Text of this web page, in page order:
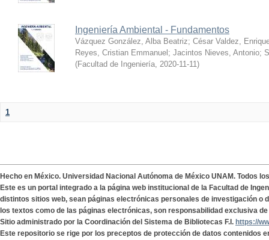
Ingeniería Ambiental - Fundamentos
Vázquez González, Alba Beatriz; César Valdez,
Reyes, Cristian Emmanuel ; Jacintos Nieves, Antonio;
(Facultad de Ingeniería, 2020-11-11)
1
Hecho en México. Universidad Nacional Autónoma de México UNAM. Todos
Este es un portal integrado a la página web institucional de la Facultad de
distintos sitios web, sean páginas electrónicas personales de investigación o
los textos como de las páginas electrónicas, son responsabilidad exclusiva
Sitio administrado por la Coordinación del Sistema de Bibliotecas F.I. https://
Este repositorio se rige por los preceptos de protección de datos contenidos